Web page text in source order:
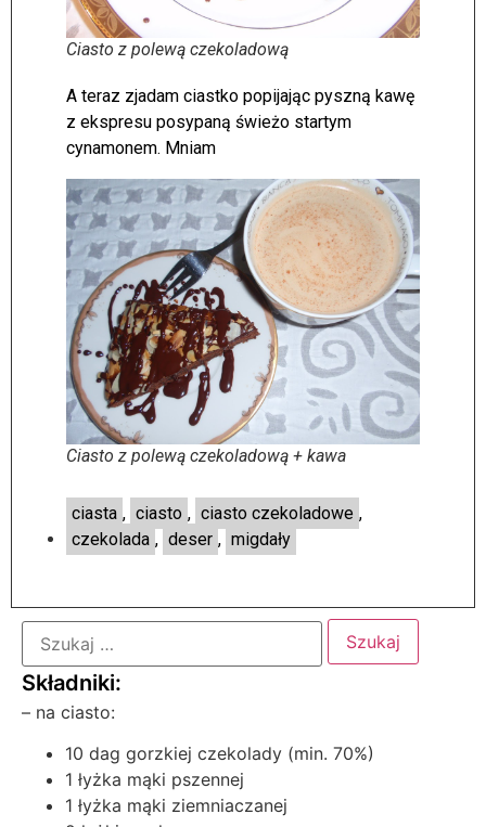
Ciasto z polewą czekoladową
A teraz zjadam ciastko popijając pyszną kawę
z ekspresu posypaną świeżo startym
cynamonem. Mniam
Ciasto z polewą czekoladową + kawa
ciasta , ciasto , ciasto czekoladowe ,
czekolada , deser , migdały
– na ciasto:
10 dag gorzkiej czekolady (min. 70%)
1 łyżka mąki pszennej
1 łyżka mąki ziemniaczanej